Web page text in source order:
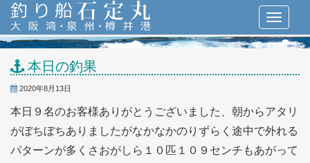
本日の釣果
2020年8月13日
本日９名のお客様ありがとうございました、朝からアタリ
がぼちぼちありましたがなかなかのりずらく途中で外れる
パターンが多くさおがしら１０匹１０９センチもあがって